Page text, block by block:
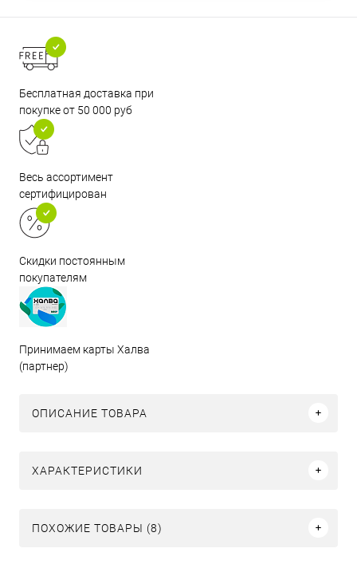
Бесплатная доставка при
покупке от 50 000 руб
Весь ассортимент
сертифицирован
Скидки постоянным
покупателям
Принимаем карты Халва
(партнер)
ОПИСАНИЕ ТОВАРА
ХАРАКТЕРИСТИКИ
ПОХОЖИЕ ТОВАРЫ (8)